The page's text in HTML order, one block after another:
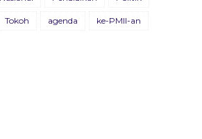
Tokoh agenda ke-PMII-an